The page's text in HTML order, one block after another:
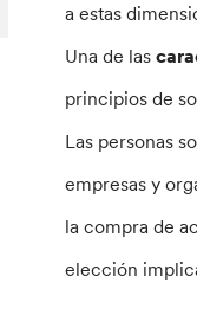
a estas
Una de las
principios de
Las personas
empresas y
la compra de
elección